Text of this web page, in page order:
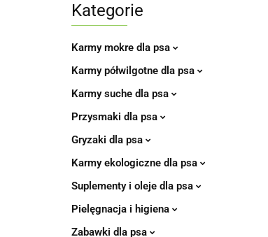
Kategorie
Karmy mokre dla psa
Karmy półwilgotne dla psa
Karmy suche dla psa
Przysmaki dla psa
Gryzaki dla psa
Karmy ekologiczne dla psa
Suplementy i oleje dla psa
Pielęgnacja i higiena
Zabawki dla psa